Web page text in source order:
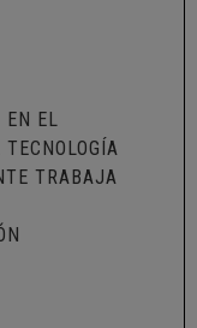
EN EL
TRABAJA